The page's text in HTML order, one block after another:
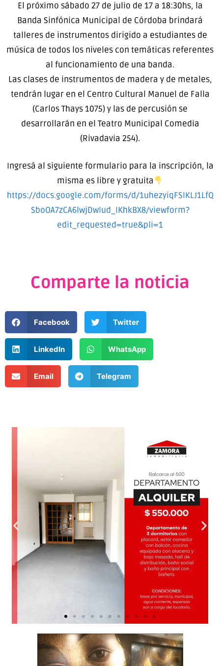
El próximo sábado 27 de julio de 17 a 18:30hs, la
Banda Sinfónica Municipal de Córdoba brindará
talleres de instrumentos dirigido a estudiantes de
música de todos los niveles con temáticas referentes
al funcionamiento de una banda.
Las clases de instrumentos de madera y de metales,
tendrán lugar en el Centro Cultural Manuel de Falla
(Carlos Thays 1075) y las de percusión se
desarrollarán en el Teatro Municipal Comedia
(Rivadavia 254).
Ingresá al siguiente formulario para la inscripción, la
misma es libre y gratuita
https://docs.google.com/forms/d/1uhezyiqFSIKLJ1LfQ
SboOA7zCA6lwjDwIud_IKhkBX8/viewform?
edit_requested=true&pli=1
Comparte la noticia
Facebook Twitter
LinkedIn WhatsApp
Email Telegram